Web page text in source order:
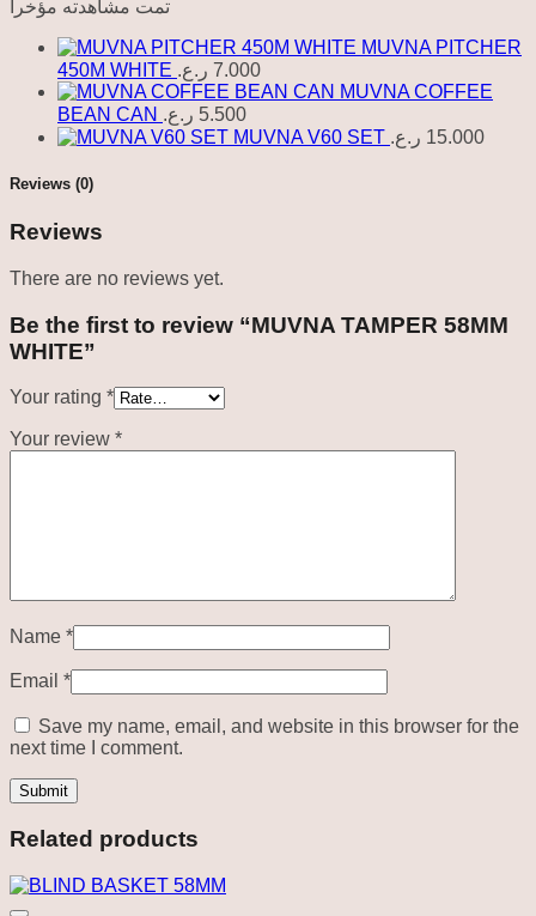
تمت مشاهدته مؤخرا
MUVNA PITCHER
450M WHITE
7.000 ر.ع.
MUVNA COFFEE
BEAN CAN
5.500 ر.ع.
MUVNA V60 SET
15.000 ر.ع.
Reviews (0)
Reviews
There are no reviews yet.
Be the first to review “MUVNA TAMPER 58MM
WHITE”
Your rating *
Your review *
Name *
Email *
Save my name, email, and website in this browser for the
next time I comment.
Related products